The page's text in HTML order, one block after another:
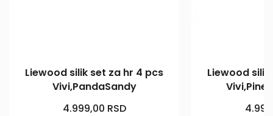
Liewood silik set za hr 4 pcs
Vivi,PandaSandy
4.999,00 RSD
Liewood